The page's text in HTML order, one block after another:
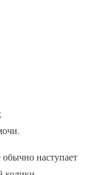
наступает